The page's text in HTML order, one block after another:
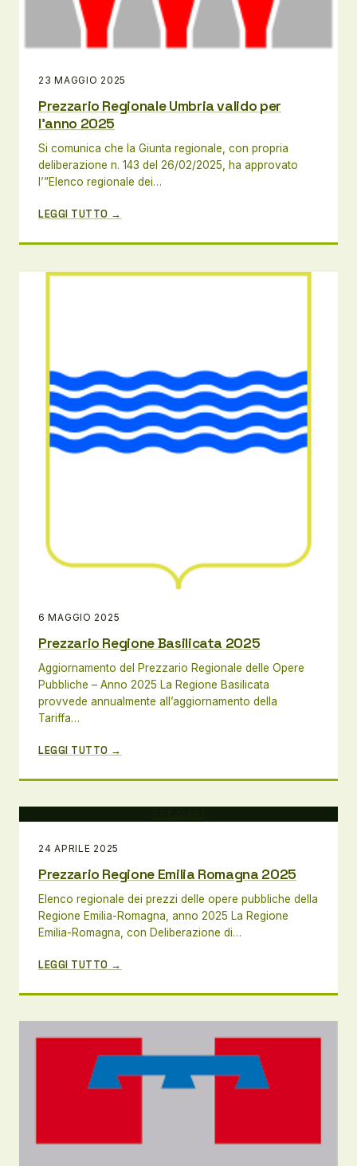
23 MAGGIO 2025
Prezzario Regionale Umbria valido per
l’anno 2025
Si comunica che la Giunta regionale, con propria
deliberazione n. 143 del 26/02/2025, ha approvato
l’”Elenco regionale dei…
LEGGI TUTTO →
6 MAGGIO 2025
Prezzario Regione Basilicata 2025
Aggiornamento del Prezzario Regionale delle Opere
Pubbliche – Anno 2025 La Regione Basilicata
provvede annualmente all’aggiornamento della
Tariffa…
LEGGI TUTTO →
24 APRILE 2025
Prezzario Regione Emilia Romagna 2025
Elenco regionale dei prezzi delle opere pubbliche della
Regione Emilia-Romagna, anno 2025 La Regione
Emilia-Romagna, con Deliberazione di…
LEGGI TUTTO →